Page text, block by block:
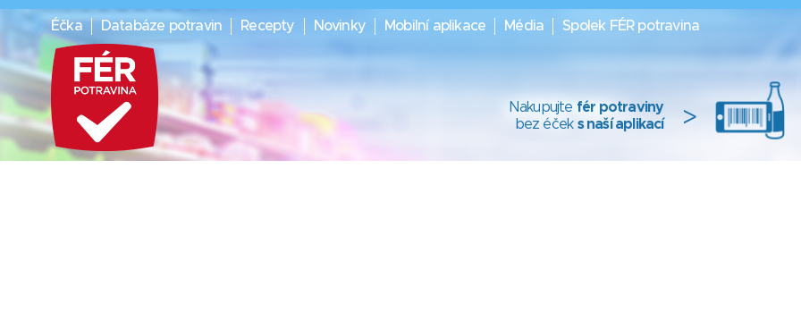
Éčka Databáze potravin Recepty Novinky Mobilní aplikace Média Spolek FÉR potravina
Nakupujte fér potraviny
bez éček s naší aplikací >